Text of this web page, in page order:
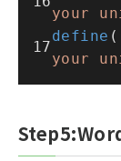
your
define (
your